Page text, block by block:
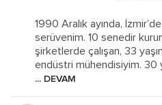
1990 Aralık ayında,
serüvenim. 10 senedir
şirketlerde çalışan, 33
endüstri mühendisiyim. 30
... DEVAM